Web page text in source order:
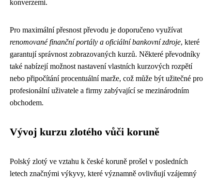
konverzemi.
Pro maximální přesnost převodu je doporučeno využívat
renomované finanční portály a oficiální bankovní zdroje, které
garantují správnost zobrazovaných kurzů. Některé převodníky
také nabízejí možnost nastavení vlastních kurzových rozpětí
nebo připočítání procentuální marže, což může být užitečné pro
profesionální uživatele a firmy zabývající se mezinárodním
obchodem.
Vývoj kurzu zlotého vůči koruně
Polský zlotý ve vztahu k české koruně prošel v posledních
letech značnými výkyvy, které významně ovlivňují vzájemný